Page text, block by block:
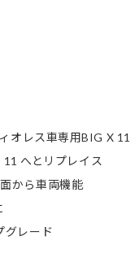
オレス車専用BIG X 11
へとリプレイス
から車両機能
グレード